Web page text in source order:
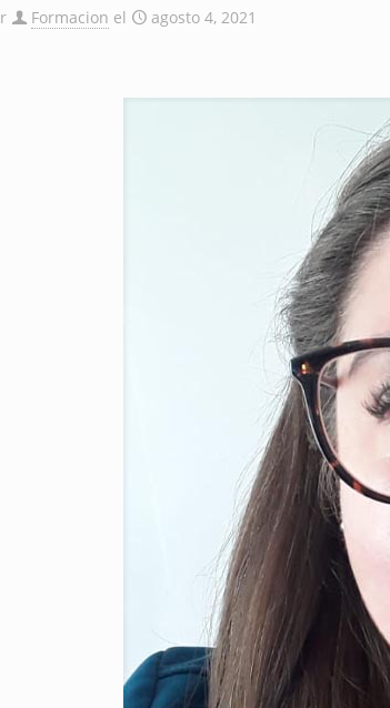
Formacion el agosto 4, 2021